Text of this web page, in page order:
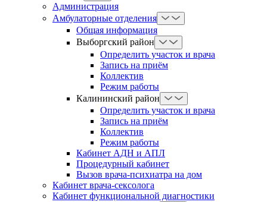
Администрация
Амбулаторные отделения
Общая информация
Выборгский район
Определить участок и врача
Запись на приём
Коллектив
Режим работы
Калининский район
Определить участок и врача
Запись на приём
Коллектив
Режим работы
Кабинет АДН и АПЛ
Процедурный кабинет
Вызов врача-психиатра на дом
Кабинет врача-сексолога
Кабинет функциональной диагностики